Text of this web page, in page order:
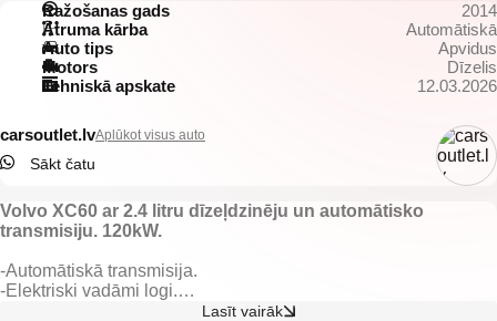
Ražošanas gads
2014
Ātruma kārba
Automātiskā
Auto tips
Apvidus
Motors
Dīzelis
Tehniskā apskate
12.03.2026
carsoutlet.lvAplūkot visus auto
Sākt čatu
Volvo XC60 ar 2.4 litru dīzeļdzinēju un automātisko
transmisiju. 120kW.
-Automātiskā transmisija.
-Elektriski vadāmi logi.
-Elektriski regulējami spoguļi.Lasīt vairāk